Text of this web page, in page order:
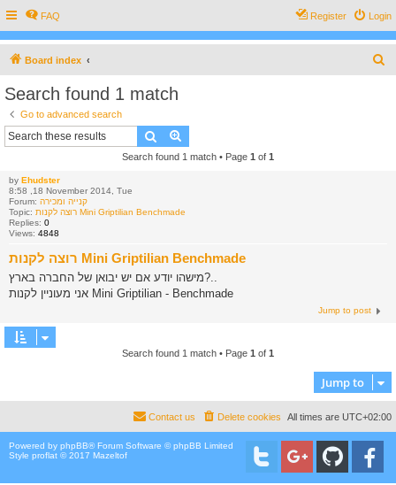
FAQ Login
Register
Board index
Search found 1 match
Go to advanced search
Search
Search found 1 match • Page 1 of 1
by Ehudster
8:58 ,18 November 2014, Tue
Forum: קנייה ומכירה
Topic:
רוצה לקנות Mini Griptilian Benchmade
Replies: 0
Views: 4848
רוצה לקנות Mini Griptilian Benchmade
מישהו יודע אם יש יבואן של החברה בארץ?..
אני מעוניין לקנות Mini Griptilian - Benchmade
Jump to post
Search found 1 match • Page 1 of 1
Jump to
All times are UTC+02:00
Delete cookies
Contact us
Powered by phpBB® Forum Software © phpBB Limited
Style proflat © 2017 Mazeltof